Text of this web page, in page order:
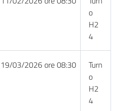
o
H2
4
19/03/2026 ore 08:30
Turn
o
H2
4